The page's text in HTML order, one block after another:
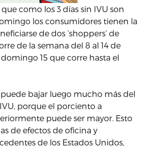
como los 3 días sin IVU son
los consumidores tienen la
de dos ‘shoppers’ de
de la semana del 8 al 14 de
15 que corre hasta el
puede bajar luego mucho más del
porque el porciento a
puede ser mayor. Esto
de efectos de oficina y
de los Estados Unidos,